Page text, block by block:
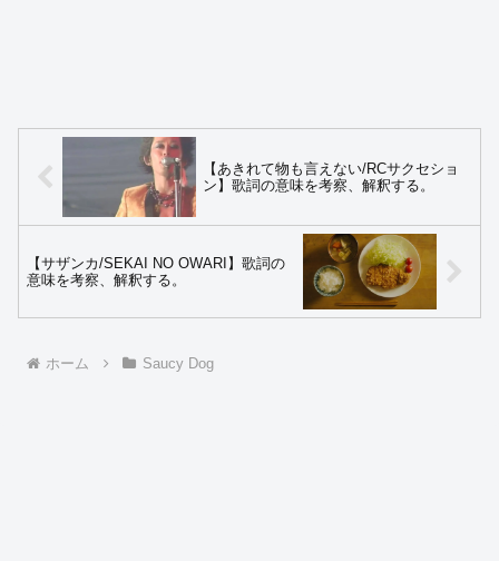
【あきれて物も言えない/RCサクセショ
ン】歌詞の意味を考察、解釈する。
【サザンカ/SEKAI NO OWARI】歌詞の
意味を考察、解釈する。
ホーム Saucy Dog